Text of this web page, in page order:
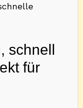
schnell
für